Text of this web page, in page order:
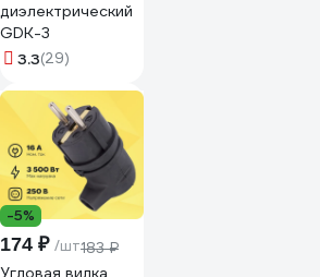
диэлектрический
GDK-3
3.3(29)
-5%
174 ₽ /шт183 ₽
Угловая вилка